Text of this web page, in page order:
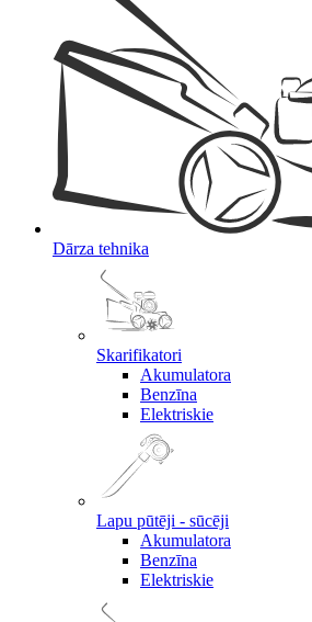
Dārza tehnika
Skarifikatori
Akumulatora
Benzīna
Elektriskie
Lapu pūtēji - sūcēji
Akumulatora
Benzīna
Elektriskie